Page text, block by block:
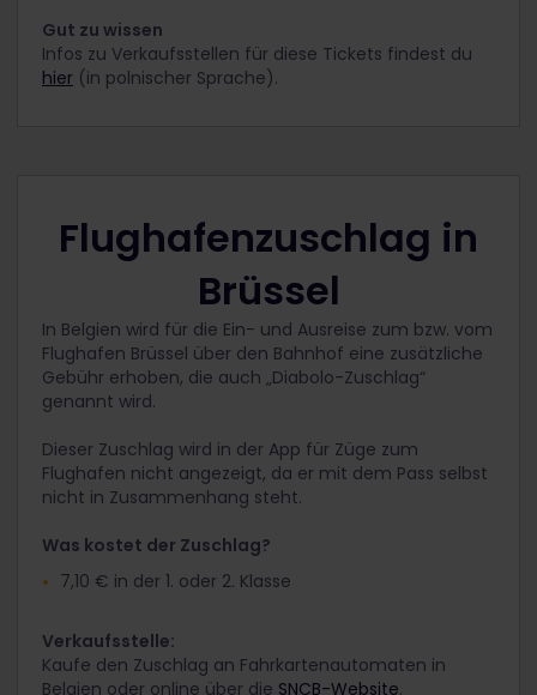
Gut zu wissen
Infos zu Verkaufsstellen für diese Tickets findest du
hier (in polnischer Sprache).
Flughafenzuschlag in
Brüssel
In Belgien wird für die Ein- und Ausreise zum bzw. vom
Flughafen Brüssel über den Bahnhof eine zusätzliche
Gebühr erhoben, die auch „Diabolo-Zuschlag“
genannt wird.
Dieser Zuschlag wird in der App für Züge zum
Flughafen nicht angezeigt, da er mit dem Pass selbst
nicht in Zusammenhang steht.
Was kostet der Zuschlag?
7,10 € in der 1. oder 2. Klasse
Verkaufsstelle:
Kaufe den Zuschlag an Fahrkartenautomaten in
Belgien oder online über die SNCB-Website.